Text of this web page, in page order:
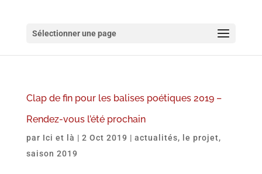
Sélectionner une page
Clap de fin pour les balises poétiques 2019 –
Rendez-vous l’été prochain
par Ici et là | 2 Oct 2019 | actualités, le projet,
saison 2019